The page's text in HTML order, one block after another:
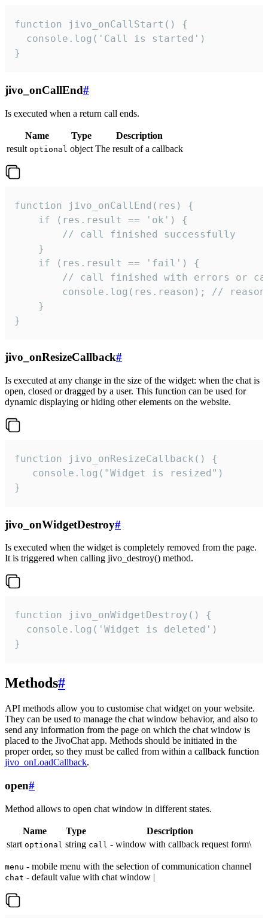
function jivo_onCallStart() {
  console.log('Call is started')
}
jivo_onCallEnd#
Is executed when a return call ends.
Name Type
Description
result optional object The result of a callback
function jivo_onCallEnd(res) {
    if (res.result == 'ok') {
        // call finished successfully
    }
    if (res.result == 'fail') {
// call finished with errors or
console.log(res.reason); //
    }
}
jivo_onResizeCallback#
Is executed at any change in the size of the widget: when the chat is
open, closed or dragged by a user. This function can be used for
dynamic displaying or hiding other elements on the website.
function jivo_onResizeCallback() {
   console.log("Widget is resized")
}
jivo_onWidgetDestroy#
Is executed when the widget is completely removed from the page.
It is triggered when calling jivo_destroy() method.
function jivo_onWidgetDestroy() {
  console.log('Widget is deleted')
}
Methods#
API methods allow you to customise chat widget on your website.
They can be used to manage the chat window behavior, and also to
send any information from the page on which the chat window is
placed to the JivoChat app. Methods should be initiated in the
proper order, so they must be called from within a callback function
jivo_onLoadCallback.
open#
Method allows to open chat window in different states.
Name Type
Description
start optional string call - window with callback request form\
menu - mobile menu with the selection of communication channel
chat - default value with chat window |